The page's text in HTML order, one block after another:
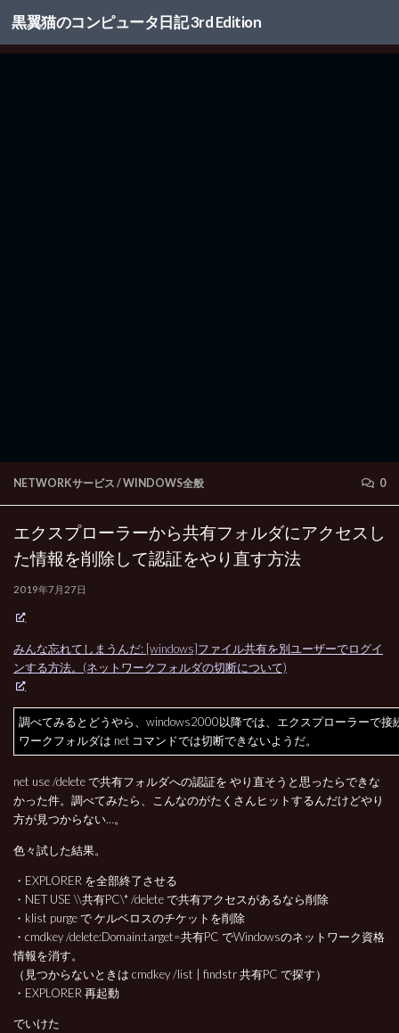
コンテンツへスキップ
黒翼猫のコンピュータ日記 3rd Edition
NETWORKサービス /WINDOWS全般 0
エクスプローラーから共有フォルダにアクセスし
た情報を削除して認証をやり直す方法
2019年7月27日
みんな忘れてしまうんだ: [windows]ファイル共有を別ユーザーでログイ
ンする方法。(ネットワークフォルダの切断について)
調べてみるとどうやら、windows2000以降では、エクスプローラーで接
ワークフォルダは net コマンドでは切断できないようだ。
net use /delete で共有フォルダへの認証を やり直そうと思ったらできな
かった件。調べてみたら、こんなのがたくさんヒットするんだけどやり
方が見つからない…。
色々試した結果。
・EXPLORER を全部終了させる
・NET USE \\共有PC\* /delete で共有アクセスがあるなら削除
・klist purge で ケルベロスのチケットを削除
・cmdkey /delete:Domain:target=共有PC でWindowsのネットワーク資格
情報を消す。
（見つからないときは cmdkey /list | findstr 共有PC で探す）
・EXPLORER 再起動
でいけた